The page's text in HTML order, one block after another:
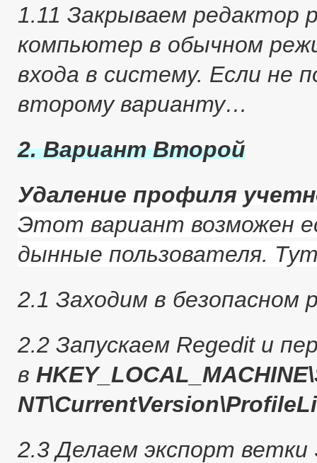
1.11 Закрываем редактор
компьютер в обычном
входа в систему. Если не
второму варианту…
2. Вариант Второй
Удаление профиля
Этот вариант возможен
дынные пользователя.
2.1 Заходим в
2.2 Запускаем Regedit и
в
2.3 Делаем экспорт